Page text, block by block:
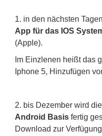
1. in den nächsten
App für das IOS
(Apple).
Im Einzlenen heißt das
Iphone 5, Hinzufügen
2. bis Dezember wird die
Android Basis fertig
Download zur